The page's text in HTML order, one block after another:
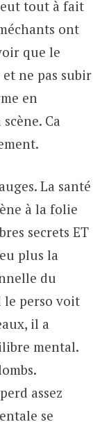
tout à fait
ont
que le
ne pas subir
en
Ca
La santé
à la folie
secrets ET
plus la
du
le perso voit
il a
mental.
assez
se